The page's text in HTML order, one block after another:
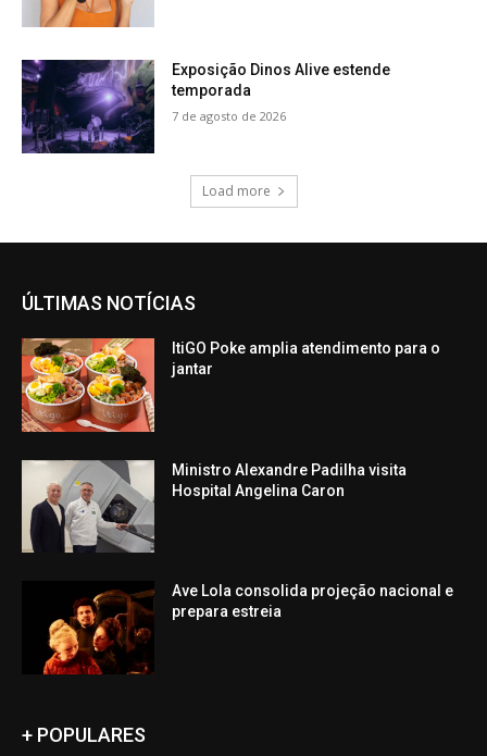
Exposição Dinos Alive estende
temporada
7 de agosto de 2026
Load more
ÚLTIMAS NOTÍCIAS
ItiGO Poke amplia atendimento para o
jantar
Ministro Alexandre Padilha visita
Hospital Angelina Caron
Ave Lola consolida projeção nacional e
prepara estreia
+ POPULARES